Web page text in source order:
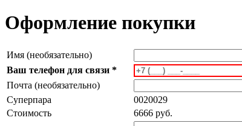
Оформление покупки
Имя (необязательно)
Ваш телефон для связи *
Почта (необязательно)
Суперпара
0020029
Стоимость
6666 руб.